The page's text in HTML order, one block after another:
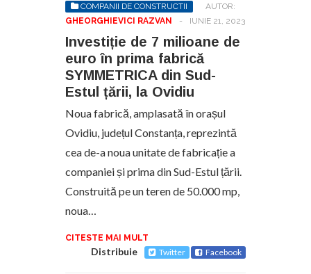
COMPANII DE CONSTRUCTII
AUTOR:
GHEORGHIEVICI RAZVAN
- IUNIE 21, 2023
Investiție de 7 milioane de
euro în prima fabrică
SYMMETRICA din Sud-
Estul țării, la Ovidiu
Noua fabrică, amplasată în orașul
Ovidiu, județul Constanța, reprezintă
cea de-a noua unitate de fabricație a
companiei și prima din Sud-Estul țării.
Construită pe un teren de 50.000 mp,
noua…
CITESTE MAI MULT
Distribuie Twitter Facebook